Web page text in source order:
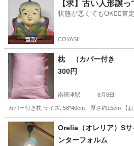
【求】古い人形譲
状態が悪くてもOK🙆‍♀️査
COYASH
枕 （カバー付き
300円
南摂津駅 8月8日
カバー付き枕 サイズ: 58*40cm、厚さ約15cm 【
大阪 摂津市 南摂津駅 寝具 押
Orelia（オレリア）S
ンターフォルム